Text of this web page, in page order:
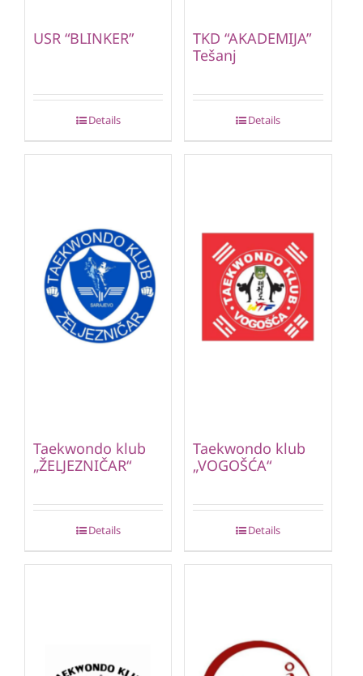
USR “BLINKER”
Details
TKD “AKADEMIJA”
Tešanj
Details
Taekwondo klub
„ŽELJEZNIČAR“
Details
Taekwondo klub
„VOGOŠĆA“
Details